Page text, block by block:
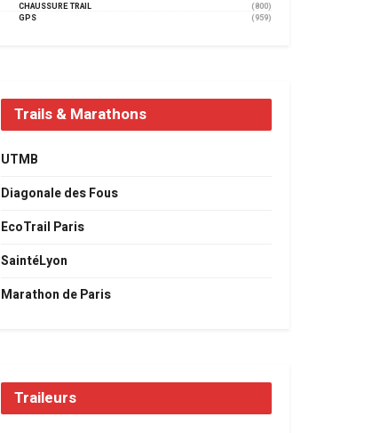
CHAUSSURE TRAIL
(800)
GPS
(959)
Trails & Marathons
UTMB
Diagonale des Fous
EcoTrail Paris
SaintéLyon
Marathon de Paris
Traileurs